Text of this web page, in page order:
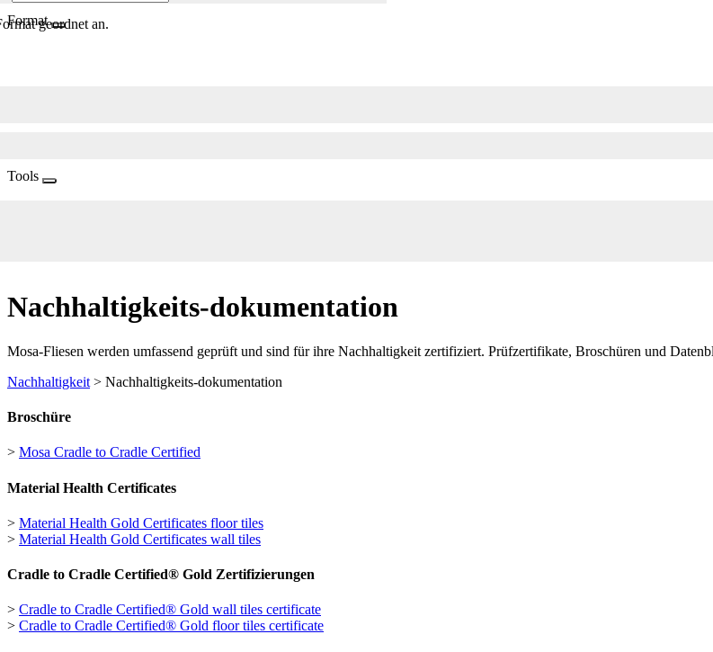
Formatgeordnet an.
Tools
Nachhaltigkeits-dokumentation
Mosa-Fliesen werden umfassend geprüft und sind für ihre Nachhaltigkeit zertifiziert. Prüfzertifikate, Broschüren und
Nachhaltigkeit > Nachhaltigkeits-dokumentation
Broschüre
> Mosa Cradle to Cradle Certified
Material Health Certificates
> Material Health Gold Certificates floor tiles
> Material Health Gold Certificates wall tiles
Cradle to Cradle Certified® Gold Zertifizierungen
> Cradle to Cradle Certified® Gold wall tiles certificate
> Cradle to Cradle Certified® Gold floor tiles certificate